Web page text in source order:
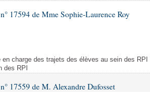
17594 de Mme Sophie-Laurence Roy
en charge des trajets des élèves au sein des
des RPI
17559 de M. Alexandre Dufosset